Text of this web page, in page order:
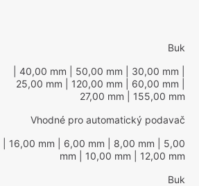
Buk
| 40,00 mm | 50,00 mm | 30,00 mm
25,00 mm | 120,00 mm | 60,00 mm
27,00 mm | 155,00 mm
Vhodné pro automatický podavač
| 16,00 mm | 6,00 mm | 8,00 mm | 5,00
mm | 10,00 mm | 12,00 mm
Buk